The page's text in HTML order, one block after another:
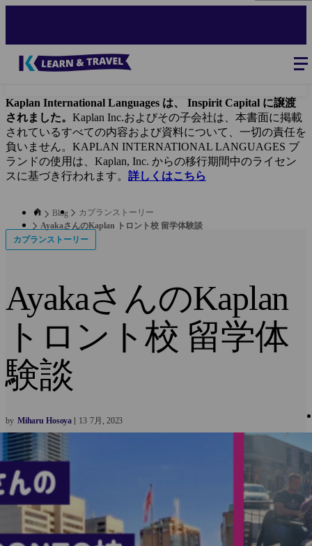
Kaplan International Languages は、 Inspirit Capital に譲渡
されました。 Kaplan Inc.およびその子会社は、本書面に掲載
されているすべての内容および資料について、一切の責任を
負いません。KAPLAN INTERNATIONAL LANGUAGES ブ
ランドの使用は、Kaplan, Inc. からの移行期間中のライセン
スに基づき行われます。 詳しくはこちら
Blog
カプランストーリー
AyakaさんのKaplan トロント校 留学体験談
カプランストーリー
AyakaさんのKaplan
トロント校 留学体
験談
by Miharu Hosoya 13 7月 2023